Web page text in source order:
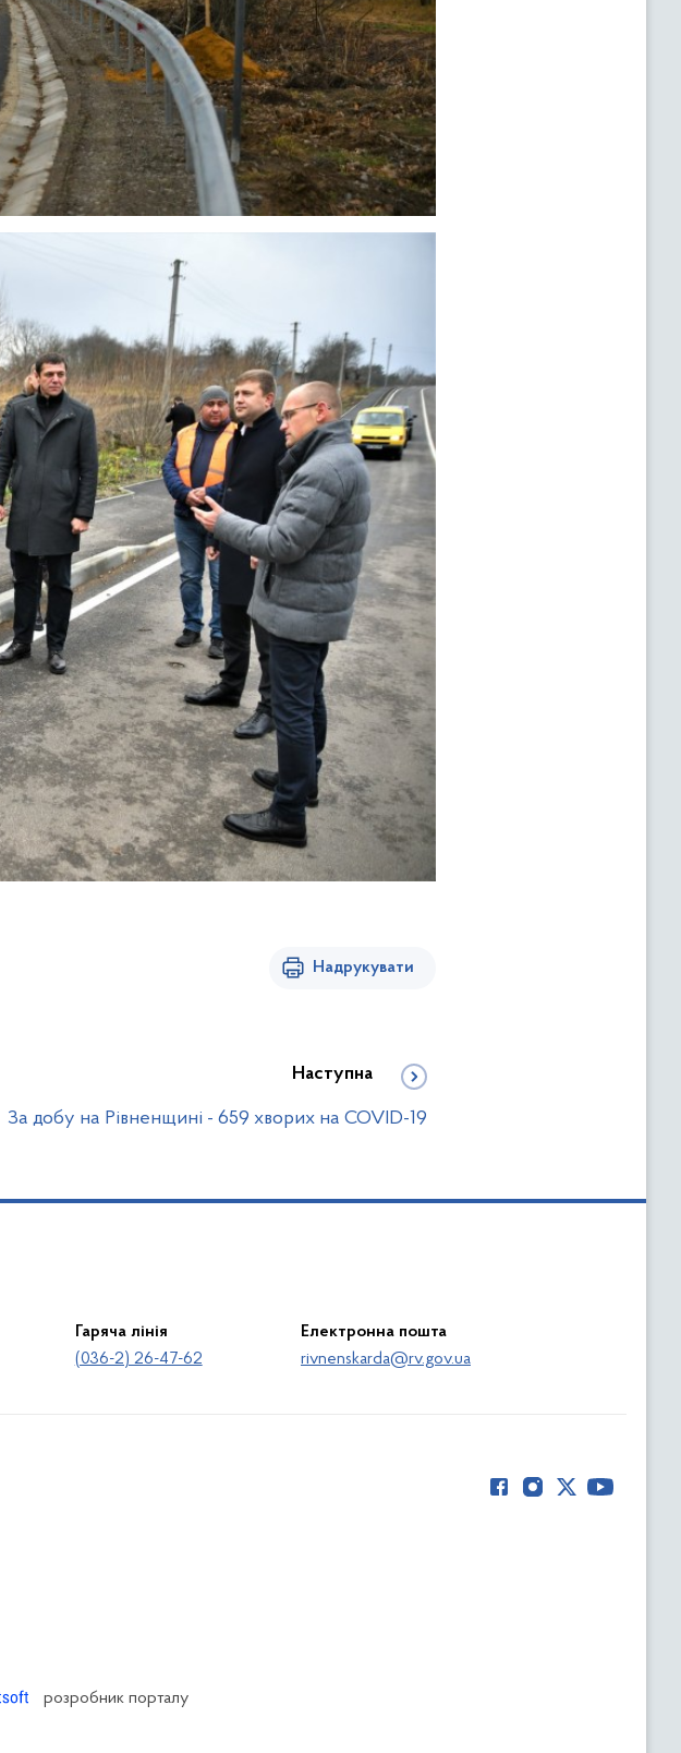
Надрукувати
Наступна
За добу на Рівненщині - 659 хворих на COVID-19
Гаряча лінія
(036-2) 26-47-62
Електронна пошта
rivnenskarda@rv.gov.ua
розробник порталу